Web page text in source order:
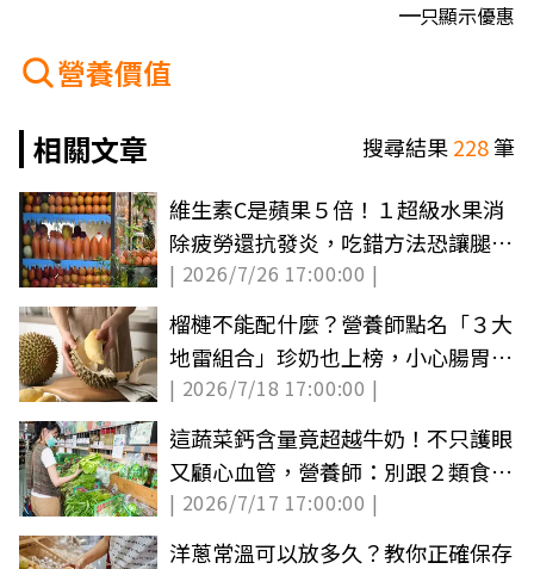
只顯示優惠
營養價值
相關文章
搜尋結果228筆
維生素C是蘋果５倍！１超級水果消
除疲勞還抗發炎，吃錯方法恐讓腿部
無力
| 2026/7/26 17:00:00 |
榴槤不能配什麼？營養師點名「３大
地雷組合」珍奶也上榜，小心腸胃出
問題
| 2026/7/18 17:00:00 |
這蔬菜鈣含量竟超越牛奶！不只護眼
又顧心血管，營養師：別跟２類食物
一起吃
| 2026/7/17 17:00:00 |
洋蔥常溫可以放多久？教你正確保存